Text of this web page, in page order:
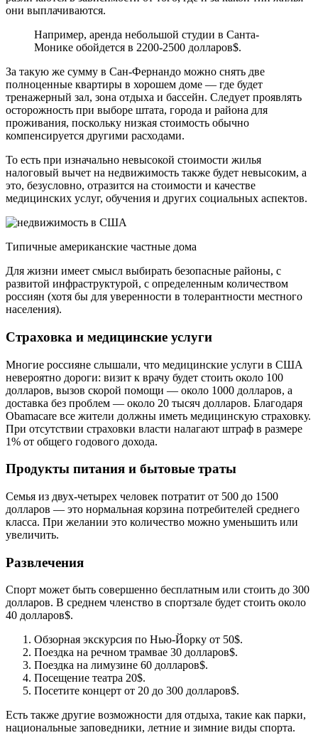
они выплачиваются.
Например, аренда небольшой студии в Санта-
Монике обойдется в 2200-2500 долларов$.
За такую ​​же сумму в Сан-Фернандо можно снять две
полноценные квартиры в хорошем доме — где будет
тренажерный зал, зона отдыха и бассейн. Следует проявлять
осторожность при выборе штата, города и района для
проживания, поскольку низкая стоимость обычно
компенсируется другими расходами.
То есть при изначально невысокой стоимости жилья
налоговый вычет на недвижимость также будет невысоким, а
это, безусловно, отразится на стоимости и качестве
медицинских услуг, обучения и других социальных аспектов.
Типичные американские частные дома
Для жизни имеет смысл выбирать безопасные районы, с
развитой инфраструктурой, с определенным количеством
россиян (хотя бы для уверенности в толерантности местного
населения).
Страховка и медицинские услуги
Многие россияне слышали, что медицинские услуги в США
невероятно дороги: визит к врачу будет стоить около 100
долларов, вызов скорой помощи — около 1000 долларов, а
доставка без проблем — около 20 тысяч долларов. Благодаря
Obamacare все жители должны иметь медицинскую страховку.
При отсутствии страховки власти налагают штраф в размере
1% от общего годового дохода.
Продукты питания и бытовые траты
Семья из двух-четырех человек потратит от 500 до 1500
долларов — это нормальная корзина потребителей среднего
класса. При желании это количество можно уменьшить или
увеличить.
Развлечения
Спорт может быть совершенно бесплатным или стоить до 300
долларов. В среднем членство в спортзале будет стоить около
40 долларов$.
Обзорная экскурсия по Нью-Йорку от 50$.
Поездка на речном трамвае 30 долларов$.
Поездка на лимузине 60 долларов$.
Посещение театра 20$.
Посетите концерт от 20 до 300 долларов$.
Есть также другие возможности для отдыха, такие как парки,
национальные заповедники, летние и зимние виды спорта.